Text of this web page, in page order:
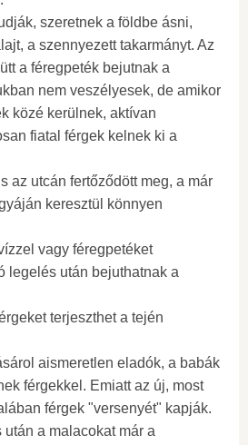
szeretnek a földbe ásni,
a szennyezett takarmányt. Az
a féregpeték bejutnak a
nem veszélyesek, de amikor
közé kerülnek, aktívan
fiatal férgek kelnek ki a
az utcán fertőződött meg, a már
keresztül könnyen
vagy féregpetéket
legelés után bejuthatnak a
terjeszthet a tején
aismeretlen eladók, a babák
férgekkel. Emiatt az új, most
férgek "versenyét" kapják.
a malacokat már a